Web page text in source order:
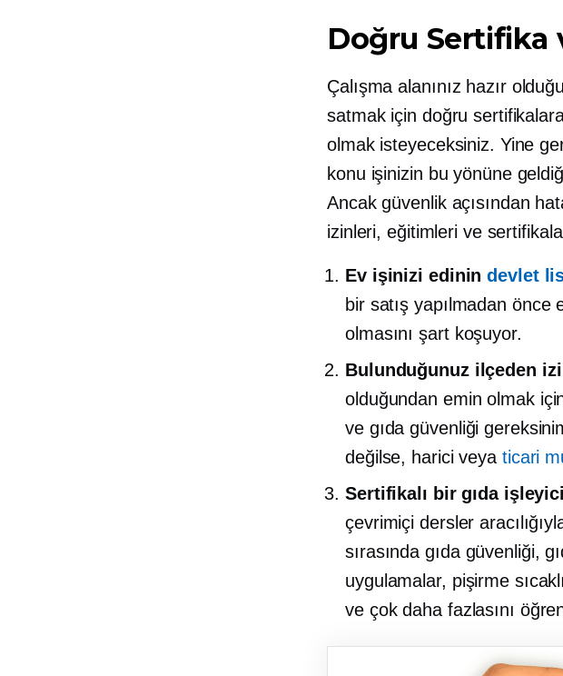
Doğru Sertifika
Çalışma alanınız hazır
satmak için doğru
olmak isteyeceksiniz. Yine
konu işinizin bu yönüne
Ancak güvenlik açısından
izinleri, eğitimleri ve
Ev işinizi edinindevlet
bir satış yapılmadan önce
olmasını şart koşuyor.
Bulunduğunuz ilçeden
olduğundan emin olmak
ve gıda güvenliği
değilse, harici veya ticari
Sertifikalı bir gıda
çevrimiçi dersler
sırasında gıda güvenliği,
uygulamalar, pişirme
ve çok daha fazlasını